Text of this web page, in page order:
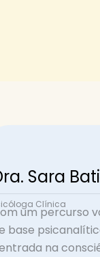
Sara
Clínica
um percurso
base
na